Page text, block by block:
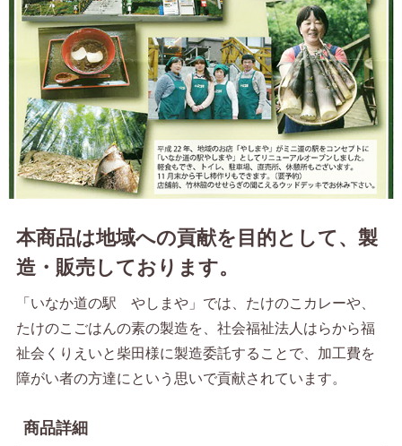
本商品は地域への貢献を目的として、製
造・販売しております。
「いなか道の駅 やしまや」では、たけのこカレーや、
たけのこごはんの素の製造を、社会福祉法人はらから福
祉会くりえいと柴田様に製造委託することで、加工費を
障がい者の方達にという思いで貢献されています。
商品詳細